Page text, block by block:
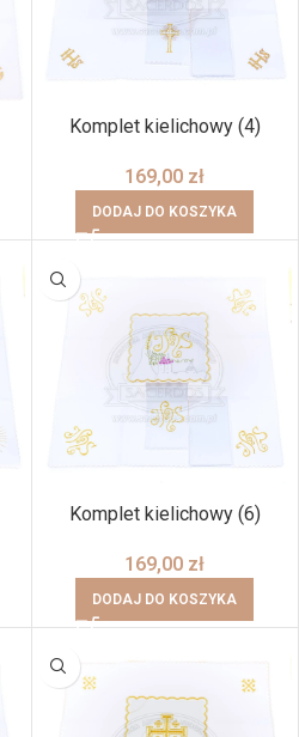
Komplet kielichowy (4)
169,00 zł
DODAJ DO KOSZYKA
Komplet kielichowy (6)
169,00 zł
DODAJ DO KOSZYKA